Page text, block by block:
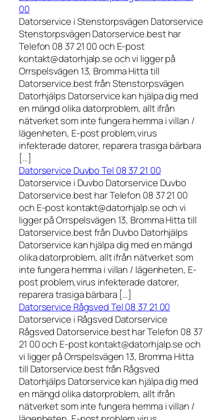
00
Datorservice i Stenstorpsvägen Datorservice
Stenstorpsvägen Datorservice.best har
Telefon 08 37 21 00 och E-post
kontakt@datorhjalp.se och vi ligger på
Orrspelsvägen 13, Bromma Hitta till
Datorservice.best från Stenstorpsvägen
Datorhjälps Datorservice kan hjälpa dig med
en mängd olika datorproblem, allt ifrån
nätverket som inte fungera hemma i villan /
lägenheten, E-post problem,virus
infekterade datorer, reparera trasiga bärbara
[…]
Datorservice Duvbo Tel 08 37 21 00
Datorservice i Duvbo Datorservice Duvbo
Datorservice.best har Telefon 08 37 21 00
och E-post kontakt@datorhjalp.se och vi
ligger på Orrspelsvägen 13, Bromma Hitta till
Datorservice.best från Duvbo Datorhjälps
Datorservice kan hjälpa dig med en mängd
olika datorproblem, allt ifrån nätverket som
inte fungera hemma i villan / lägenheten, E-
post problem,virus infekterade datorer,
reparera trasiga bärbara […]
Datorservice Rågsved Tel 08 37 21 00
Datorservice i Rågsved Datorservice
Rågsved Datorservice.best har Telefon 08 37
21 00 och E-post kontakt@datorhjalp.se och
vi ligger på Orrspelsvägen 13, Bromma Hitta
till Datorservice.best från Rågsved
Datorhjälps Datorservice kan hjälpa dig med
en mängd olika datorproblem, allt ifrån
nätverket som inte fungera hemma i villan /